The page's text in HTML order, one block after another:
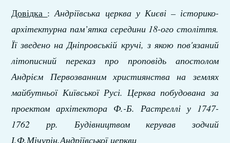
Довідка : Андріївська церква у Києві – історико-
архітектурна пам’ятка середини 18-ого століття.
Її зведено на Дніпровській кручі, з якою пов'язаний
літописний переказ про проповідь апостолом
Андрієм Первозванним християнства на землях
майбутньої Київської Русі. Церква побудована за
проектом архітектора Ф.-Б. Растреллі у 1747-
1762 рр. Будівництвом керував зодчий
І.Ф.Мічурін.Андріївської церкви